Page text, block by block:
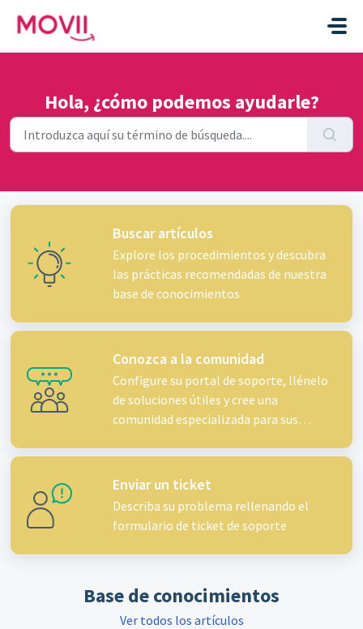
Hola, ¿cómo podemos ayudarle?
Buscar artículos
Explore los procedimientos y descubra
las prácticas recomendadas de nuestra
base de conocimientos
Conozca a la comunidad
Configure su portal de soporte, llénelo
de soluciones útiles y cree una
comunidad especializada para sus
Enviar un ticket
Describa su problema rellenando el
formulario de ticket de soporte
Base de conocimientos
Ver todos los artículos